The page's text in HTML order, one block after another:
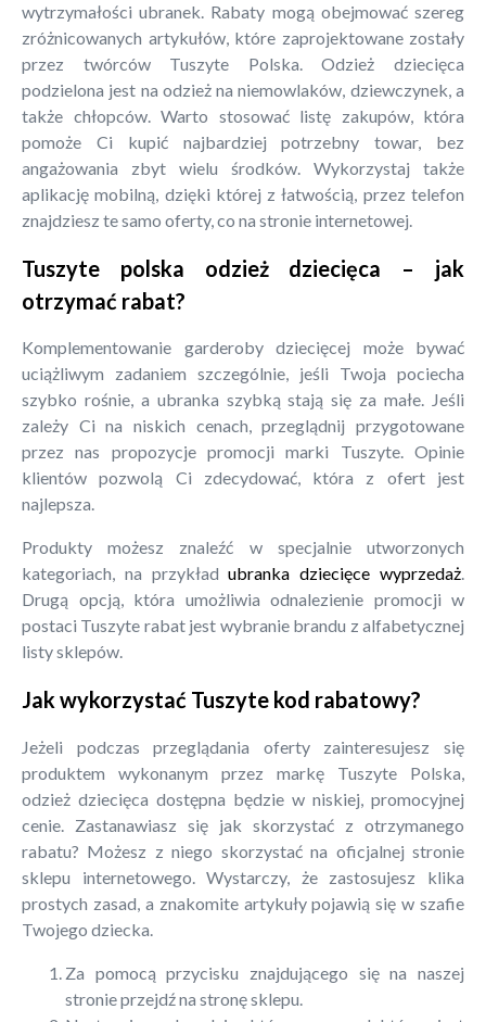
wytrzymałości ubranek. Rabaty mogą obejmować szereg
zróżnicowanych artykułów, które zaprojektowane zostały
przez twórców Tuszyte Polska. Odzież dziecięca
podzielona jest na odzież na niemowlaków, dziewczynek, a
także chłopców. Warto stosować listę zakupów, która
pomoże Ci kupić najbardziej potrzebny towar, bez
angażowania zbyt wielu środków. Wykorzystaj także
aplikację mobilną, dzięki której z łatwością, przez telefon
znajdziesz te samo oferty, co na stronie internetowej.
Tuszyte polska odzież dziecięca – jak
otrzymać rabat?
Komplementowanie garderoby dziecięcej może bywać
uciążliwym zadaniem szczególnie, jeśli Twoja pociecha
szybko rośnie, a ubranka szybką stają się za małe. Jeśli
zależy Ci na niskich cenach, przeglądnij przygotowane
przez nas propozycje promocji marki Tuszyte. Opinie
klientów pozwolą Ci zdecydować, która z ofert jest
najlepsza.
Produkty możesz znaleźć w specjalnie utworzonych
kategoriach, na przykładubranka dziecięce wyprzedaż.
Drugą opcją, która umożliwia odnalezienie promocji w
postaci Tuszyte rabat jest wybranie brandu z alfabetycznej
listy sklepów.
Jak wykorzystać Tuszyte kod rabatowy?
Jeżeli podczas przeglądania oferty zainteresujesz się
produktem wykonanym przez markę Tuszyte Polska,
odzież dziecięca dostępna będzie w niskiej, promocyjnej
cenie. Zastanawiasz się jak skorzystać z otrzymanego
rabatu? Możesz z niego skorzystać na oficjalnej stronie
sklepu internetowego. Wystarczy, że zastosujesz klika
prostych zasad, a znakomite artykuły pojawią się w szafie
Twojego dziecka.
Za pomocą przycisku znajdującego się na naszej
stronie przejdź na stronę sklepu.